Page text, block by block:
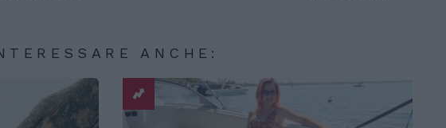
ANCHE: